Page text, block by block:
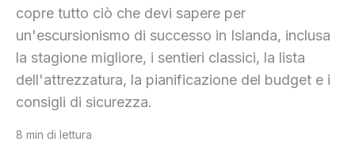
copre tutto ciò che devi sapere per
un'escursionismo di successo in Islanda, inclusa
la stagione migliore, i sentieri classici, la lista
dell'attrezzatura, la pianificazione del budget e i
consigli di sicurezza.
8 min di lettura